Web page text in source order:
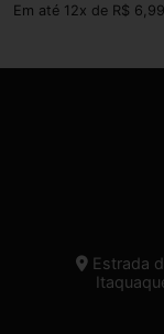
Em até 12x de R$
Estrada